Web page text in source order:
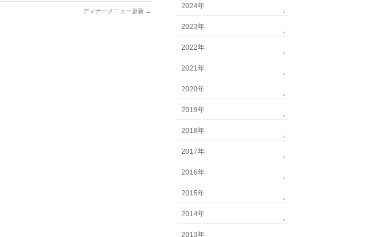
ディナーメニュー更新 →
2024年
2023年
2022年
2021年
2020年
2019年
2018年
2017年
2016年
2015年
2014年
2013年